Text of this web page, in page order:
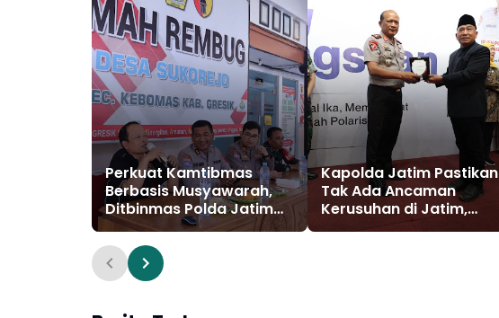
Perkuat Kamtibmas
Berbasis Musyawarah,
Ditbinmas Polda Jatim
Asistensi Omah Rembug
di Polres Gresik
Kapolda Jatim Pastikan
Tak Ada Ancaman
Kerusuhan di Jatim,
Warga Diminta Tak